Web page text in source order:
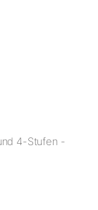
4-Stufen -